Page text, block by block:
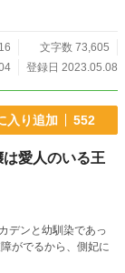
文字数 73,605
登録日 2023.05.08
入り追加 552
愛人のいる王
デンと幼馴染であっ
がでるから、側妃に